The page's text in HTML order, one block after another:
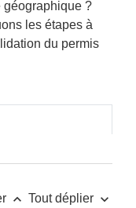
géographique ?
les étapes à
du permis
keyboard_arrow_up Tout déplier keyboard_arrow_down